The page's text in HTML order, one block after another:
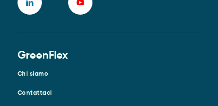
GreenFlex
Chi siamo
Contattaci